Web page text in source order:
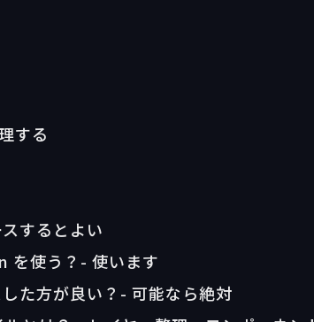
する
するとよい
使う？- 使います
た方が良い？- 可能なら絶対